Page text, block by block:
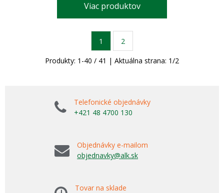
Viac produktov
1 2
Produkty: 1 -40 / 41 | Aktuálna strana: 1/2
Telefonické objednávky
+421 48 4700 130
Objednávky e-mailom
objednavky@alk.sk
Tovar na sklade